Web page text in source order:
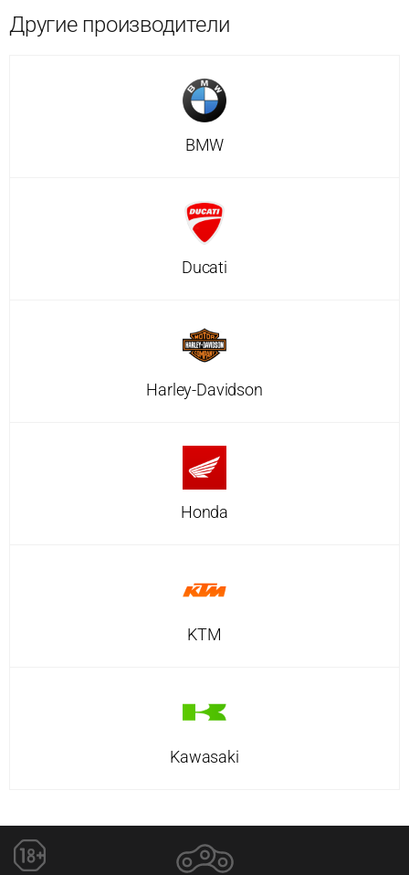
Другие производители
BMW
Ducati
Harley-Davidson
Honda
KTM
Kawasaki